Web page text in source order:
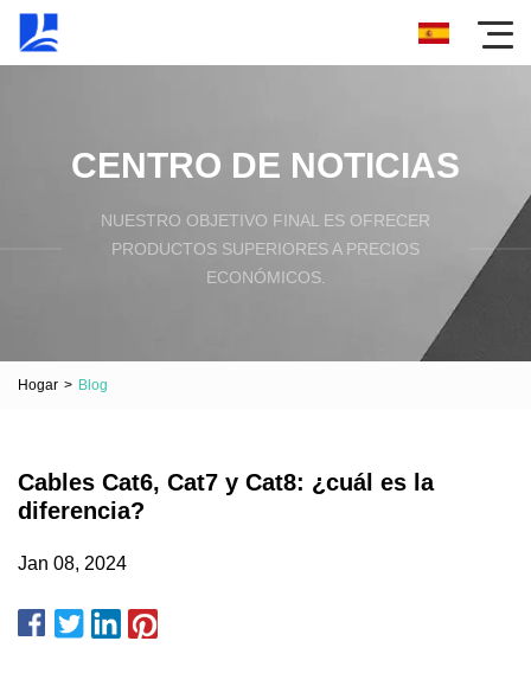
CENTRO DE NOTICIAS
NUESTRO OBJETIVO FINAL ES OFRECER
PRODUCTOS SUPERIORES A PRECIOS
ECONÓMICOS.
Hogar > Blog
Cables Cat6, Cat7 y Cat8: ¿cuál es la
diferencia?
Jan 08, 2024